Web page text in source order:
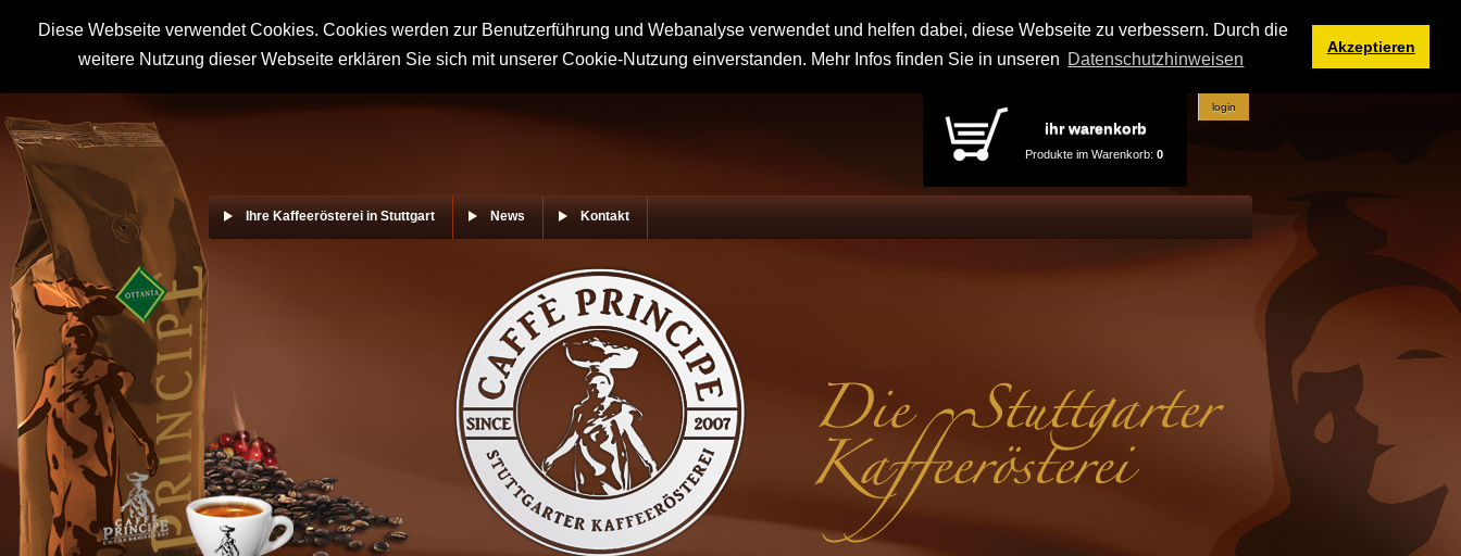
Diese Webseite verwendet Cookies. Cookies werden zur Benutzerführung und Webanalyse verwendet und helfen dabei, diese Webseite zu verbessern. Durch die
weitere Nutzung dieser Webseite erklären Sie sich mit unserer Cookie-Nutzung einverstanden. Mehr Infos finden Sie in unseren Datenschutzhinweisen
Akzeptieren
ihr warenkorb
Produkte im Warenkorb: 0
login
Ihre Kaffeerösterei in Stuttgart News Kontakt